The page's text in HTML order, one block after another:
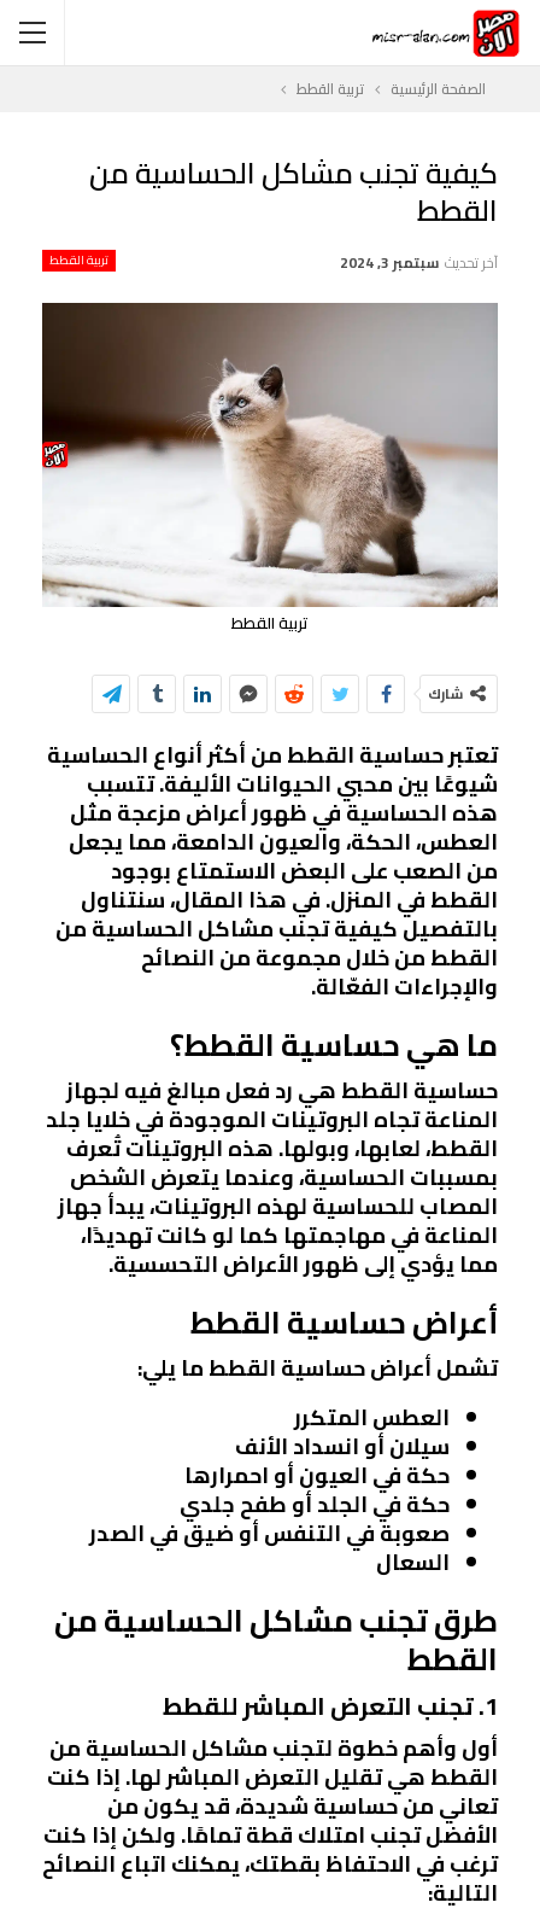
الصفحة الرئيسية تربية القطط
كيفية تجنب مشاكل الحساسية من
القطط
تربية القطط آخر تحديث سبتمبر 3, 2024
تربية القطط
شارك
تعتبر حساسية القطط من أكثر أنواع الحساسية
شيوعًا بين محبي الحيوانات الأليفة. تتسبب
هذه الحساسية في ظهور أعراض مزعجة مثل
العطس، الحكة، والعيون الدامعة، مما يجعل
من الصعب على البعض الاستمتاع بوجود
القطط في المنزل. في هذا المقال، سنتناول
بالتفصيل كيفية تجنب مشاكل الحساسية من
القطط من خلال مجموعة من النصائح
والإجراءات الفعّالة.
ما هي حساسية القطط؟
حساسية القطط هي رد فعل مبالغ فيه لجهاز
المناعة تجاه البروتينات الموجودة في خلايا جلد
القطط، لعابها، وبولها. هذه البروتينات تُعرف
بمسببات الحساسية، وعندما يتعرض الشخص
المصاب للحساسية لهذه البروتينات، يبدأ جهاز
المناعة في مهاجمتها كما لو كانت تهديدًا،
مما يؤدي إلى ظهور الأعراض التحسسية.
أعراض حساسية القطط
تشمل أعراض حساسية القطط ما يلي:
العطس المتكرر
سيلان أو انسداد الأنف
حكة في العيون أو احمرارها
حكة في الجلد أو طفح جلدي
صعوبة في التنفس أو ضيق في الصدر
السعال
طرق تجنب مشاكل الحساسية من
القطط
1. تجنب التعرض المباشر للقطط
أول وأهم خطوة لتجنب مشاكل الحساسية من
القطط هي تقليل التعرض المباشر لها. إذا كنت
تعاني من حساسية شديدة، قد يكون من
الأفضل تجنب امتلاك قطة تمامًا. ولكن إذا كنت
ترغب في الاحتفاظ بقطتك، يمكنك اتباع النصائح
التالية: